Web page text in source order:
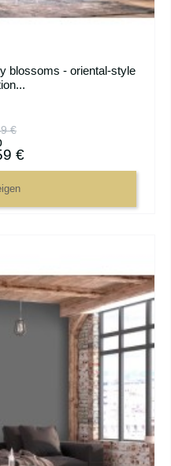
blossoms - oriental-style
€
€